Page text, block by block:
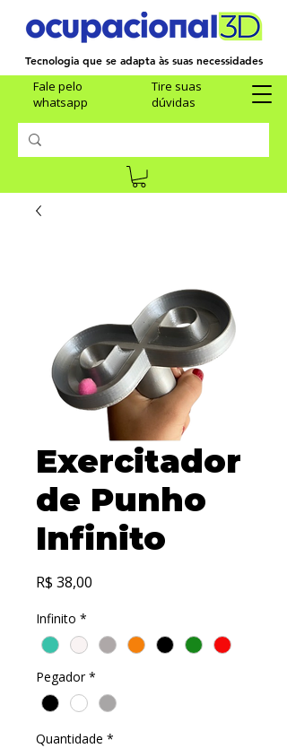
Fale pelo
whatsapp
Tire suas
dúvidas
Tecnologia que se adapta às suas necessidades
Exercitador
de Punho
Infinito
R$ 38,00
Infinito *
Pegador *
Quantidade *